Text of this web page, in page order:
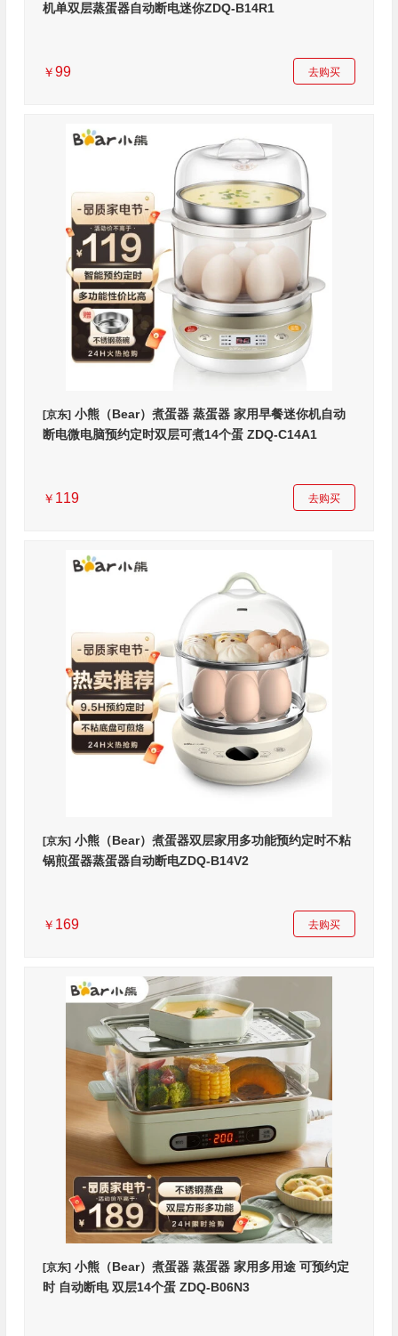
机单双层蒸蛋器自动断电迷你ZDQ-B14R1
￥99 去购买
[京东]小熊（Bear）煮蛋器 蒸蛋器 家用早餐迷你机自动
断电微电脑预约定时双层可煮14个蛋 ZDQ-C14A1
￥ 119 去购买
[京东]小熊（Bear）煮蛋器双层家用多功能预约定时不粘
锅煎蛋器蒸蛋器自动断电ZDQ-B14V2
￥ 169 去购买
[京东]小熊（Bear）煮蛋器 蒸蛋器 家用多用途 可预约定
时 自动断电 双层14个蛋 ZDQ-B06N3